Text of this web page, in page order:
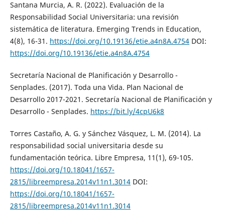
Santana Murcia, A. R. (2022). Evaluación de la
Responsabilidad Social Universitaria: una revisión
sistemática de literatura. Emerging Trends in Education,
4(8), 16-31. https://doi.org/10.19136/etie.a4n8A.4754DOI:
https://doi.org/10.19136/etie.a4n8A.4754
Secretaría Nacional de Planificación y Desarrollo -
Senplades. (2017). Toda una Vida. Plan Nacional de
Desarrollo 2017-2021. Secretaría Nacional de Planificación y
Desarrollo - Senplades. https://bit.ly/4cpU6k8
Torres Castaño, A. G. y Sánchez Vásquez, L. M. (2014). La
responsabilidad social universitaria desde su
fundamentación teórica. Libre Empresa, 11(1), 69-105.
https://doi.org/10.18041/1657-
2815/libreempresa.2014v11n1.3014DOI:
https://doi.org/10.18041/1657-
2815/libreempresa.2014v11n1.3014